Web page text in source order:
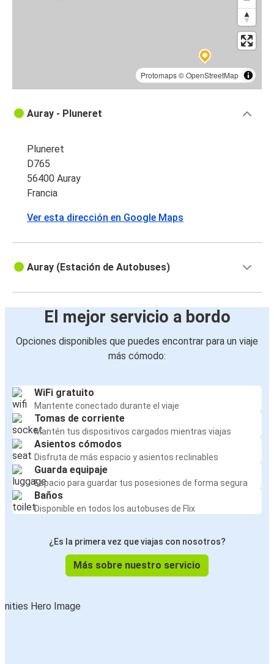
Protomaps©OpenStreetMap
Auray - Pluneret
Pluneret
D765
56400 Auray
Francia
Ver esta dirección en Google Maps
Auray (Estación de Autobuses)
El mejor servicio a bordo
Opciones disponibles que puedes encontrar para un viaje
más cómodo:
WiFi gratuito
Mantente conectado durante el viaje
Tomas de corriente
Mantén tus dispositivos cargados mientras viajas
Asientos cómodos
Disfruta de más espacio y asientos reclinables
Guarda equipaje
Espacio para guardar tus posesiones de forma segura
Baños
Disponible en todos los autobuses de Flix
¿Es la primera vez que viajas con nosotros?
Más sobre nuestro servicio